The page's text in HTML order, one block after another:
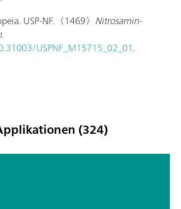
USP-NF.〈1469〉 Nitrosamin-
.
USPNF_M15715_02_01.
(324)